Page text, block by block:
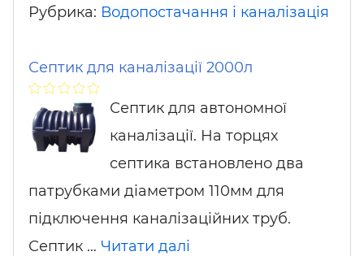
Рубрика: Водопостачання і каналізація
Септик для каналізації 2000л
Септик для автономної
каналізації. На торцях
септика встановлено два
патрубками діаметром 110мм для
підключення каналізаційних труб.
Септик … Читати далі